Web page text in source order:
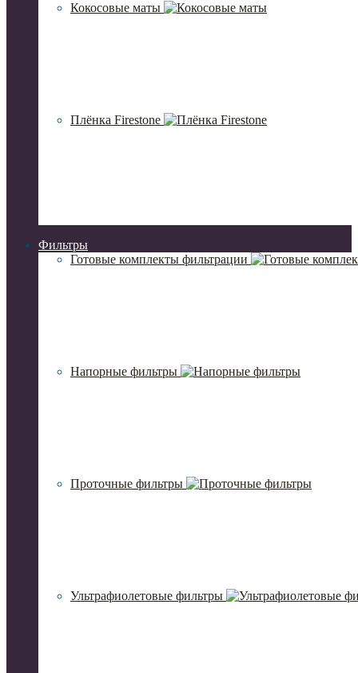
Кокосовые маты
Плёнка Firestone
Фильтры
Готовые комплекты фильтрации
Напорные фильтры
Проточные фильтры
Ультрафиолетовые фильтры